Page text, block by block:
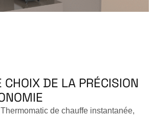
CHOIX DE LA PRÉCISION
Thermomatic de chauffe instantanée,